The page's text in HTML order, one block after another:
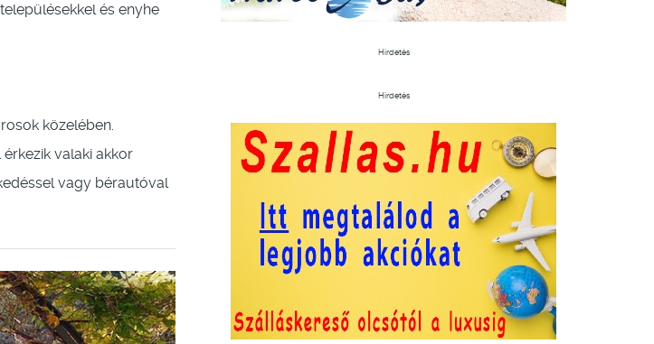
és enyhe
közelében.
valaki akkor
vagy bérautóval
Hirdetés
Hirdetés